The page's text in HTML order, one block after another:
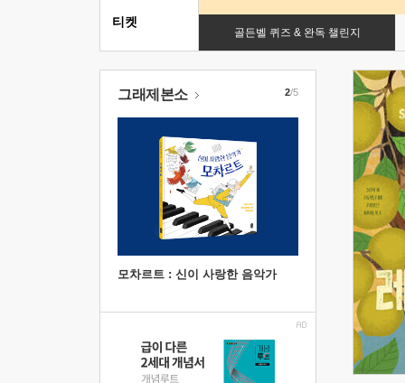
골든벨 퀴즈 & 완독 챌린지
티켓
그래제본소
모차르트 : 신이 사랑한 음악가
2/5